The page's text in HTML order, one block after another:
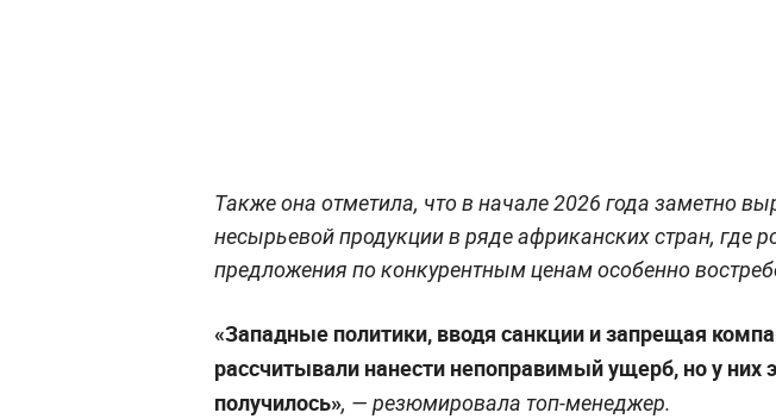
Также она отметила, что в начале 2026 года заметно
несырьевой продукции в ряде африканских стран, где
предложения по конкурентным ценам особенно
«Западные политики, вводя санкции и запрещая
рассчитывали нанести непоправимый ущерб, но у них
получилось», — резюмировала топ-менеджер.